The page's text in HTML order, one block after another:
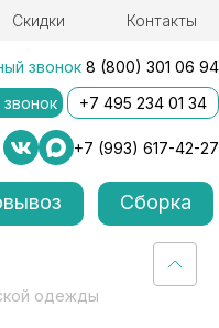
Скидки Контакты
звонок 8 (800) 301 06 94
+7 495 234 01 34
+7 (993) 617-42-27
Сборка
одежды